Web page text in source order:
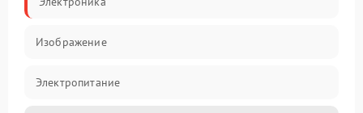
Изображение
Электропитание